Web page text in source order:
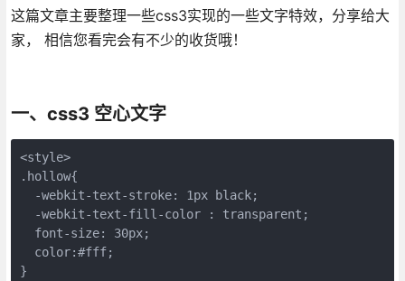
这篇文章主要整理一些css3实现的一些文字特效，分享给大
家， 相信您看完会有不少的收货哦！
一、css3 空心文字
<style>
.hollow{
  -webkit-text-stroke: 1px black;
  -webkit-text-fill-color : transparent;
  font-size: 30px;
  color:#fff;
}